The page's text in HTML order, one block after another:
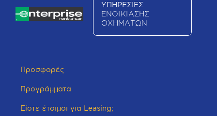
ΥΠΗΡΕΣΙΕΣ
ΕΝΟΙΚΙΑΣΗΣ
ΟΧΗΜΑΤΩΝ
Προσφορές
Προγράμματα
Είστε έτοιμοι για Leasing;